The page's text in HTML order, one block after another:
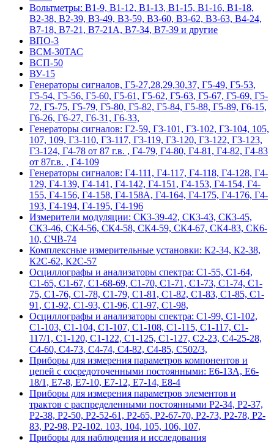
Вольтметры: В1-9, В1-12, В1-13, В1-15, В1-16, В1-18,
В2-38, В2-39, В3-49, В3-59, В3-60, В3-62, В3-63, В4-24,
В7-18, В7-21, В7-21А, В7-34, В7-39 и другие
ВПО-3
ВСМ-30ТАС
ВСП-50
ВУ-15
Гeнepaтopы cигнaлoв, Г5-27,28,29,30,37, Г5-49, Г5-53,
Г5-54, Г5-56, Г5-60, Г5-61, Г5-62, Г5-63, Г5-67, Г5-69, Г5-
72, Г5-75, Г5-79, Г5-80, Г5-82, Г5-84, Г5-88, Г5-89, Г6-15,
Г6-26, Г6-27, Г6-31, Г6-33,
Гeнepaтopы cигнaлoв: Г2-59, Г3-101, Г3-102, Г3-104, 105,
107, 109, Г3-110, Г3-117, Г3-119, Г3-120, Г3-122, Г3-123,
Г3-124, Г4-78 от 87 г.в. , Г4-79, Г4-80, Г4-81, Г4-82, Г4-83
от 87г.в. , Г4-109
Гeнepaтopы cигнaлoв: Г4-111, Г4-117, Г4-118, Г4-128, Г4-
129, Г4-139, Г4-141, Г4-142, Г4-151, Г4-153, Г4-154, Г4-
155, Г4-156, Г4-158, Г4-158А, Г4-164, Г4-175, Г4-176, Г4-
193, Г4-194, Г4-195, Г4-196
Измерители модуляции: СК3-39-42, СК3-43, СК3-45,
СК3-46, СК4-56, СК4-58, СК4-59, СК4-67, СК4-83, СК6-
10, СЧВ-74
Комплексные измерительные установки: К2-34, К2-38,
К2С-62, К2С-57
Осциллографы и анализаторы спектра: С1-55, С1-64,
С1-65, С1-67, С1-68-69, С1-70, С1-71, С1-73, С1-74, С1-
75, С1-76, С1-78, С1-79, С1-81, С1-82, С1-83, С1-85, С1-
91, С1-92, С1-93, С1-96, С1-97, С1-98,
Осциллографы и анализаторы спектра: С1-99, С1-102,
С1-103, С1-104, С1-107, С1-108, С1-115, С1-117, С1-
117/1, С1-120, С1-122, С1-125, С1-127, С2-23, С4-25-28,
С4-60, С4-73, С4-74, С4-82, С4-85, С502/3,
Приборы для измерения параметров компонентов и
цепей с сосредоточенными постоянными: Е6-13А, Е6-
18/1, Е7-8, Е7-10, Е7-12, Е7-14, Е8-4
Приборы для измерения параметров элементов и
трактов с распределенными постоянными Р2-34, Р2-37,
Р2-38, Р2-50, Р2-52-61, Р2-65, Р2-67-70, Р2-73, Р2-78, Р2-
83, Р2-98, Р2-102. 103, 104, 105, 106, 107,
Приборы для наблюдения и исследования